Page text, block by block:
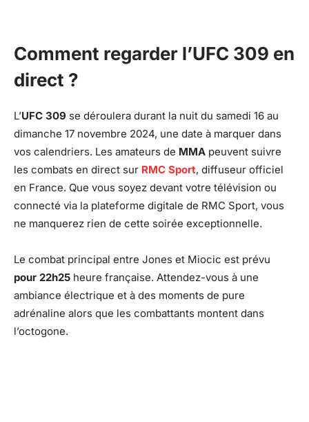
Comment regarder l’UFC 309 en
direct ?
L’UFC 309 se déroulera durant la nuit du samedi 16 au
dimanche 17 novembre 2024, une date à marquer dans
vos calendriers. Les amateurs de MMA peuvent suivre
les combats en direct sur RMC Sport, diffuseur officiel
en France. Que vous soyez devant votre télévision ou
connecté via la plateforme digitale de RMC Sport, vous
ne manquerez rien de cette soirée exceptionnelle.
Le combat principal entre Jones et Miocic est prévu
pour 22h25 heure française. Attendez-vous à une
ambiance électrique et à des moments de pure
adrénaline alors que les combattants montent dans
l’octogone.